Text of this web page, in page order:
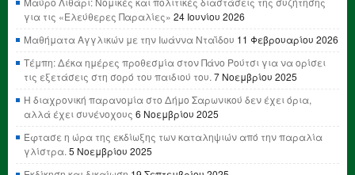
για τις «Ελεύθερες Παραλίες» 24 Ιουνίου 2026
Μαθήματα Αγγλικών με την Ιωάννα Νταΐδου 11 Φεβρουαρίου 2026
Τέμπη: Δέκα ημέρες προθεσμία στον Πάνο Ρούτσι για να ορίσει
τις εξετάσεις στη σορό του παιδιού του. 7 Νοεμβρίου 2025
Η διαχρονική παρανομία στο Δήμο Σαρωνικού δεν έχει όρια,
αλλά έχει συνένοχους 6 Νοεμβρίου 2025
Έφτασε η ώρα της εκδίωξης των καταληψιών από την παραλία
γλίστρα. 5 Νοεμβρίου 2025